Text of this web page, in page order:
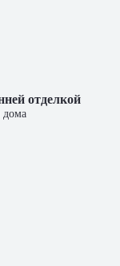
отделкой
дома